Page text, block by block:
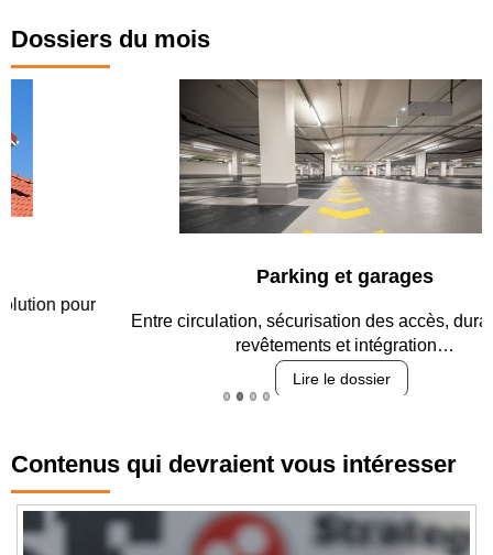
Dossiers du mois
Parking et garages
Entre circulation, sécurisation des accès, durabilité des
revêtements et intégration…
Contenus qui devraient vous intéresser